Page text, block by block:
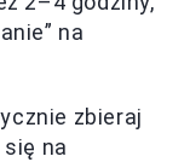
na
zbieraj
na